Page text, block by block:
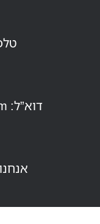
טלפון:
דוא”ל: Dario5911@gmail.com